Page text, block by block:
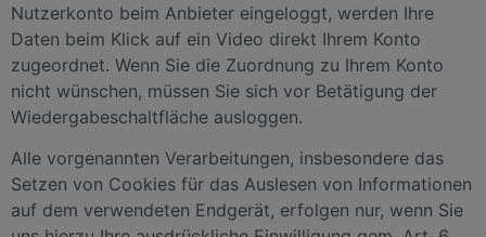
Nutzerkonto beim Anbieter eingeloggt, werden Ihre
Daten beim Klick auf ein Video direkt Ihrem Konto
zugeordnet. Wenn Sie die Zuordnung zu Ihrem Konto
nicht wünschen, müssen Sie sich vor Betätigung der
Wiedergabeschaltfläche ausloggen.
Alle vorgenannten Verarbeitungen, insbesondere das
Setzen von Cookies für das Auslesen von Informationen
auf dem verwendeten Endgerät, erfolgen nur, wenn Sie